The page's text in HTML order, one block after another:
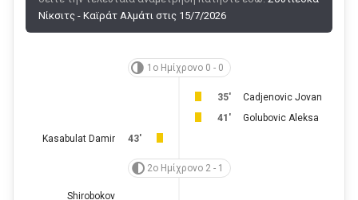
Νίκσιτς - Καϊράτ Αλμάτι στις 15/7/2026
1ο Ημίχρονο 0 - 0
35'
Cadjenovic Jovan
41'
Golubovic Aleksa
43'
Kasabulat Damir
2ο Ημίχρονο 2 - 1
Shirobokov